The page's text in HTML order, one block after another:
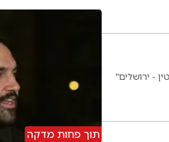
- ירושלים"
תוך פחות מדקה